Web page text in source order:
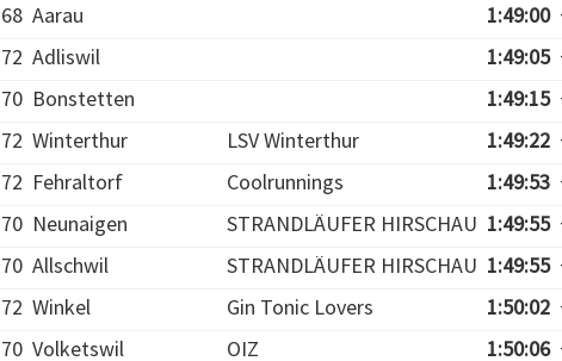
68 Aarau 1:49:00
72 Adliswil 1:49:05
70 Bonstetten 1:49:15
72 Winterthur LSV Winterthur 1:49:22
72 Fehraltorf Coolrunnings 1:49:53
70 Neunaigen STRANDLÄUFER HIRSCHAU 1:49:55
70 Allschwil STRANDLÄUFER HIRSCHAU 1:49:55
72 Winkel Gin Tonic Lovers 1:50:02
70 Volketswil OIZ 1:50:06